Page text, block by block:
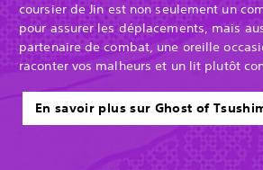
coursier de Jin est non seulement un
pour assurer les déplacements, mais
partenaire de combat, une oreille
raconter vos malheurs et un lit plutôt
En savoir plus sur Ghost of